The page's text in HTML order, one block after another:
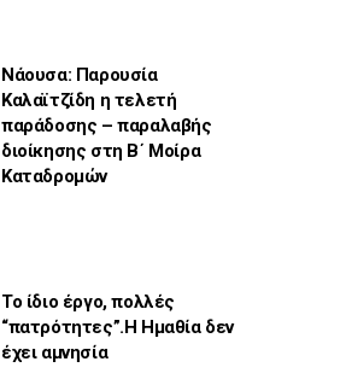
Νάουσα: Παρουσία
Καλαϊτζίδη η τελετή
παράδοσης – παραλαβής
διοίκησης στη Β΄ Μοίρα
Καταδρομών
Το ίδιο έργο, πολλές
“πατρότητες”.Η Ημαθία δεν
έχει αμνησία